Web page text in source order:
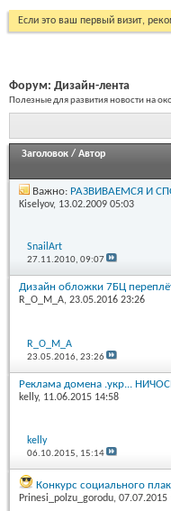
Если это ваш первый визит,
Форум: Дизайн-лента
Полезные для развития новости на
Заголовок / Автор
Важно: РАЗВИВАЕМСЯ И
Kiselyov, 13.02.2009 05:03
SnailArt
27.11.2010,09:07
Дизайн обложки 7БЦ
R_O_M_A, 23.05.2016 23:26
R_O_M_A
23.05.2016,23:26
Реклама домена .укр...
kelly, 11.06.2015 14:58
kelly
06.10.2015, 15:14
Конкурс социального
Prinesi_polzu_gorodu, 07.07.2015